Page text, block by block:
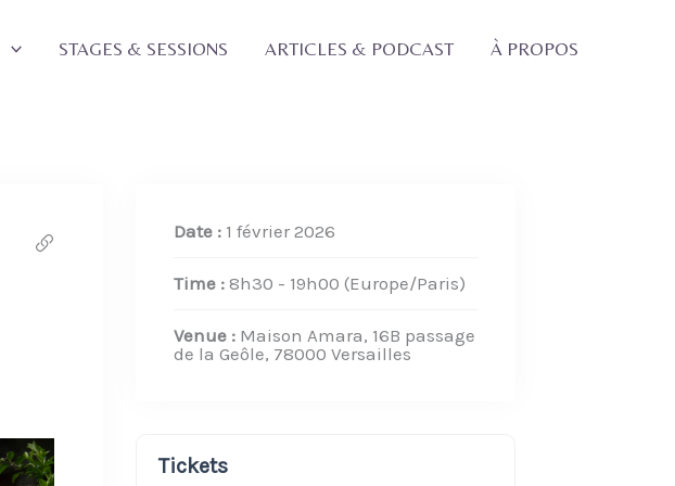
STAGES & SESSIONS ARTICLES & PODCAST À PROPOS
Date : 1 février 2026
Time : 8h30 - 19h00 (Europe/Paris)
Venue : Maison Amara, 16B passage
de la Geôle, 78000 Versailles
Tickets